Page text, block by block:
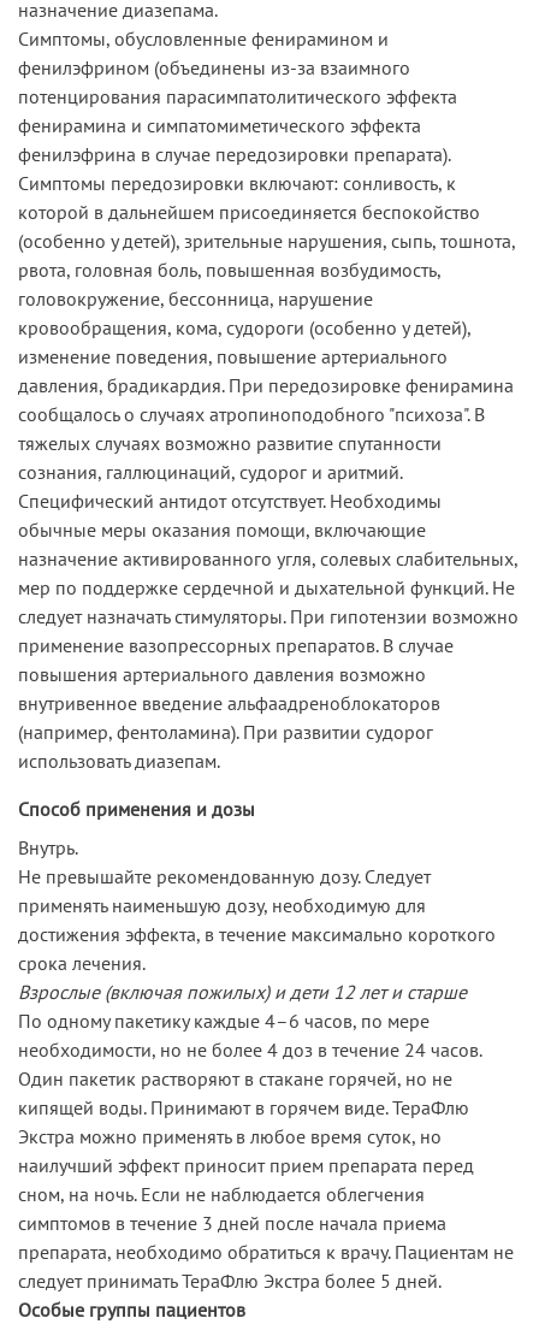
назначение диазепама.
Симптомы, обусловленные фенирамином и
фенилэфрином (объединены из-за взаимного
потенцирования парасимпатолитического эффекта
фенирамина и симпатомиметического эффекта
фенилэфрина в случае передозировки препарата).
Симптомы передозировки включают: сонливость, к
которой в дальнейшем присоединяется беспокойство
(особенно у детей), зрительные нарушения, сыпь, тошнота,
рвота, головная боль, повышенная возбудимость,
головокружение, бессонница, нарушение
кровообращения, кома, судороги (особенно у детей),
изменение поведения, повышение артериального
давления, брадикардия. При передозировке фенирамина
сообщалось о случаях атропиноподобного "психоза". В
тяжелых случаях возможно развитие спутанности
сознания, галлюцинаций, судорог и аритмий.
Специфический антидот отсутствует. Необходимы
обычные меры оказания помощи, включающие
назначение активированного угля, солевых слабительных,
мер по поддержке сердечной и дыхательной функций. Не
следует назначать стимуляторы. При гипотензии возможно
применение вазопрессорных препаратов. В случае
повышения артериального давления возможно
внутривенное введение альфаадреноблокаторов
(например, фентоламина). При развитии судорог
использовать диазепам.
Способ применения и дозы
Внутрь.
Не превышайте рекомендованную дозу. Следует
применять наименьшую дозу, необходимую для
достижения эффекта, в течение максимально короткого
срока лечения.
Взрослые (включая пожилых) и дети 12 лет и старше
По одному пакетику каждые 4–6 часов, по мере
необходимости, но не более 4 доз в течение 24 часов.
Один пакетик растворяют в стакане горячей, но не
кипящей воды. Принимают в горячем виде. ТераФлю
Экстра можно применять в любое время суток, но
наилучший эффект приносит прием препарата перед
сном, на ночь. Если не наблюдается облегчения
симптомов в течение 3 дней после начала приема
препарата, необходимо обратиться к врачу. Пациентам не
следует принимать ТераФлю Экстра более 5 дней.
Особые группы пациентов